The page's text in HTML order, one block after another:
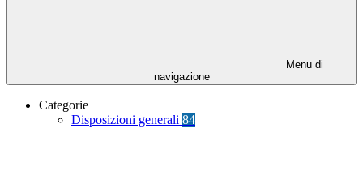
Menu di
navigazione
Categorie
Disposizioni generali 84